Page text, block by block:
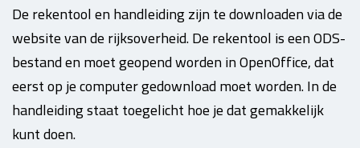
De rekentool en handleiding zijn te downloaden via de
website van de rijksoverheid. De rekentool is een ODS-
bestand en moet geopend worden in OpenOffice, dat
eerst op je computer gedownload moet worden. In de
handleiding staat toegelicht hoe je dat gemakkelijk
kunt doen.